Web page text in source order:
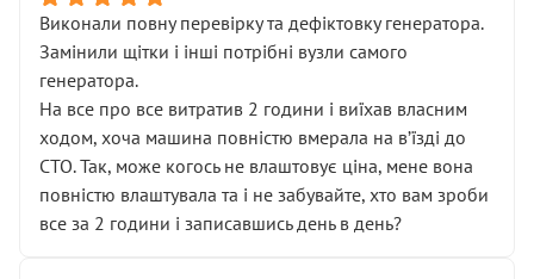
Виконали повну перевірку та дефіктовку генератора.
Замінили щітки і інші потрібні вузли самого
генератора.
На все про все витратив 2 години і виїхав власним
ходом, хоча машина повністю вмерала на вʼїзді до
СТО. Так, може когось не влаштовує ціна, мене вона
повністю влаштувала та і не забувайте, хто вам зроби
все за 2 години і записавшись день в день?